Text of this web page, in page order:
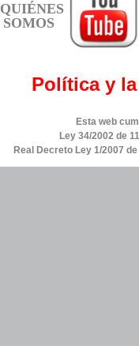
QUIÉNES
SOMOS
Política y
Esta web
Ley 34/2002 de
Real Decreto Ley 1/2007